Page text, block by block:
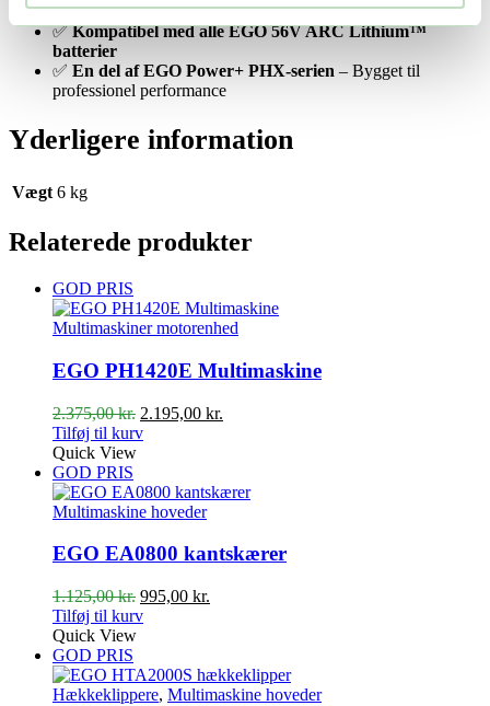
✅Variabel hastighed– Fuldkontrol over arbejdshastigheden
✅Kompatibel med alle EGO 56V ARC Lithium™
batterier
✅ En del af EGO Power+ PHX-serien – Bygget til
professionel performance
Yderligere information
Vægt 6 kg
Relaterede produkter
GOD PRIS
Multimaskiner motorenhed
EGO PH1420E Multimaskine
2.375,00kr. Den
oprindelige
2.375,00 kr..
2.195,00 kr.
2.195,00 kr..
Tilføj til kurv
Quick View
GOD PRIS
Multimaskine hoveder
EGO EA0800 kantskærer
1.125,00kr. Den
oprindelige
1.125,00 kr..
995,00 kr.
995,00 kr..
Tilføj til kurv
Quick View
GOD PRIS
Hækkeklippere, Multimaskine hoveder